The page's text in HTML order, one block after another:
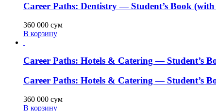
Career Paths: Dentistry — Student’s Book
360 000 сум
В корзину
Career Paths: Hotels & Catering — Student’s
Career Paths: Hotels & Catering — Student’s
360 000 сум
В корзину